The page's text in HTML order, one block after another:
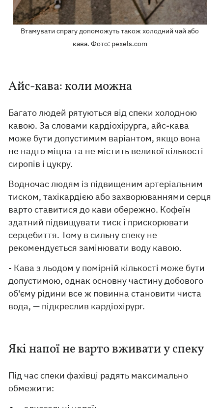
Втамувати спрагу допоможуть також холодний чай або
кава. Фото: pexels.com
Айс-кава: коли можна
Багато людей рятуються від спеки холодною
кавою. За словами кардіохірурга, айс-кава
може бути допустимим варіантом, якщо вона
не надто міцна та не містить великої кількості
сиропів і цукру.
Водночас людям із підвищеним артеріальним
тиском, тахікардією або захворюваннями серця
варто ставитися до кави обережно. Кофеїн
здатний підвищувати тиск і прискорювати
серцебиття. Тому в сильну спеку не
рекомендується замінювати воду кавою.
- Кава з льодом у помірній кількості може бути
допустимою, однак основну частину добового
об'єму рідини все ж повинна становити чиста
вода, — підкреслив кардіохірург.
Які напої не варто вживати у спеку
Під час спеки фахівці радять максимально
обмежити: